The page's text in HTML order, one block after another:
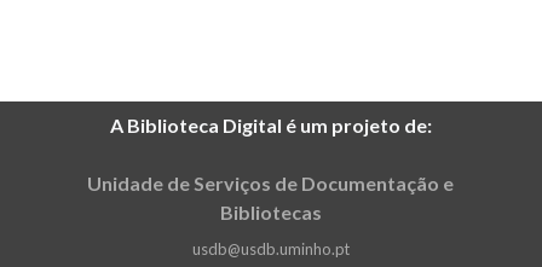
A Biblioteca Digital é um projeto de:
Unidade de Serviços de Documentação e
Bibliotecas
usdb@usdb.uminho.pt